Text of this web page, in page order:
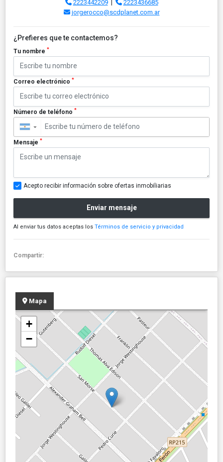
2223442209|
2223436685
jorgerocco@scdplanet.com.ar
¿Prefieres que te contactemos?
Tu nombre *
Correo electrónico *
Número de teléfono *
▼
Mensaje *
Acepto recibir información sobre ofertas inmobiliarias
Enviar mensaje
Al enviar tus datos aceptas los Términos de servicio y privacidad
Compartir:
Mapa
+
−